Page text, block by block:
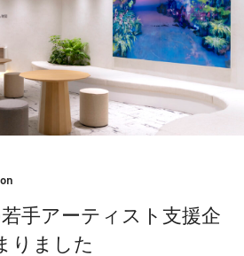
手アーティスト支援企
りました